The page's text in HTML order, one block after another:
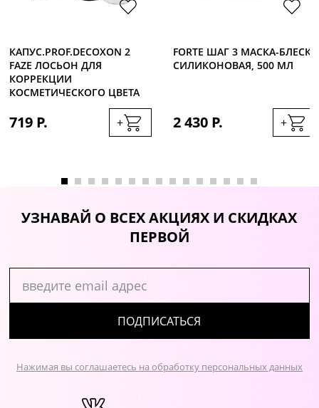
КАПУС.PROF.DECOXON 2
FAZE ЛОСЬОН ДЛЯ
КОРРЕКЦИИ
КОСМЕТИЧЕСКОГО ЦВЕТА
719 Р. +
FORTE ШАГ 3 МАСКА-БЛЕСК
СИЛИКОНОВАЯ, 500 МЛ
2 430 Р. +
УЗНАВАЙ О ВСЕХ АКЦИЯХ И СКИДКАХ
ПЕРВОЙ
ПОДПИСАТЬСЯ
Нажимая вы соглашаетесь на обработку персональных данных